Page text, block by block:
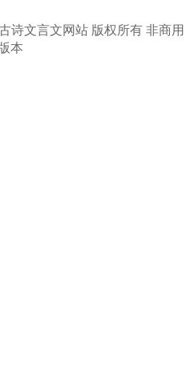
诗文言文网站 版权所有 非商用
本